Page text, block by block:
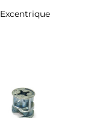
Excentrique